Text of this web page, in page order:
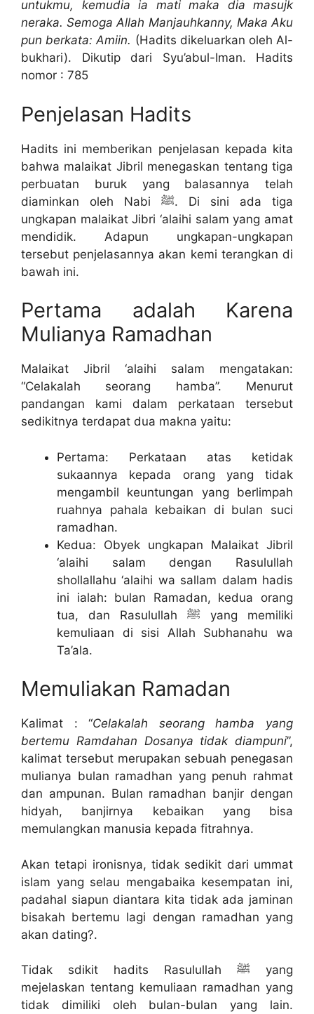
untukmu, kemudia ia mati maka dia masujk
neraka. Semoga Allah Manjauhkanny, Maka Aku
pun berkata: Amiin. (Hadits dikeluarkan oleh Al-
bukhari). Dikutip dari Syu’abul-Iman. Hadits
nomor : 785
Penjelasan Hadits
Hadits ini memberikan penjelasan kepada kita
bahwa malaikat Jibril menegaskan tentang tiga
perbuatan buruk yang balasannya telah
diaminkan oleh Nabi ﷺ. Di sini ada tiga
ungkapan malaikat Jibri ‘alaihi salam yang amat
mendidik. Adapun ungkapan-ungkapan
tersebut penjelasannya akan kemi terangkan di
bawah ini.
Pertama adalah Karena
Mulianya Ramadhan
Malaikat Jibril ‘alaihi salam mengatakan:
“Celakalah seorang hamba”. Menurut
pandangan kami dalam perkataan tersebut
sedikitnya terdapat dua makna yaitu:
Pertama: Perkataan atas ketidak
sukaannya kepada orang yang tidak
mengambil keuntungan yang berlimpah
ruahnya pahala kebaikan di bulan suci
ramadhan.
Kedua: Obyek ungkapan Malaikat Jibril
‘alaihi salam dengan Rasulullah
shollallahu ‘alaihi wa sallam dalam hadis
ini ialah: bulan Ramadan, kedua orang
tua, dan Rasulullah ﷺ yang memiliki
kemuliaan di sisi Allah Subhanahu wa
Ta’ala.
Memuliakan Ramadan
Kalimat : “Celakalah seorang hamba yang
bertemu Ramdahan Dosanya tidak diampuni”,
kalimat tersebut merupakan sebuah penegasan
mulianya bulan ramadhan yang penuh rahmat
dan ampunan. Bulan ramadhan banjir dengan
hidyah, banjirnya kebaikan yang bisa
memulangkan manusia kepada fitrahnya.
Akan tetapi ironisnya, tidak sedikit dari ummat
islam yang selau mengabaika kesempatan ini,
padahal siapun diantara kita tidak ada jaminan
bisakah bertemu lagi dengan ramadhan yang
akan dating?.
Tidak sdikit hadits Rasulullah ﷺ yang
mejelaskan tentang kemuliaan ramadhan yang
tidak dimiliki oleh bulan-bulan yang lain.